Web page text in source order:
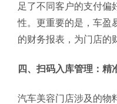
足了不同客户的支付偏
性。更重要的是，车盈
的财务报表，为门店的
四、扫码入库管理：精
汽车美容门店涉及的物